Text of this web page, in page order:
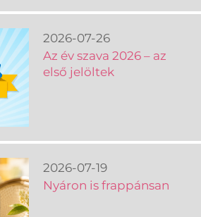
2026-07-26
Az év szava 2026 – az
első jelöltek
2026-07-19
Nyáron is frappánsan